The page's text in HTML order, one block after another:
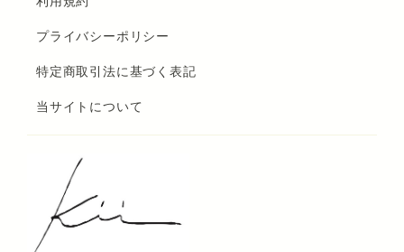
プライバシーポリシー
特定商取引法に基づく表記
当サイトについて